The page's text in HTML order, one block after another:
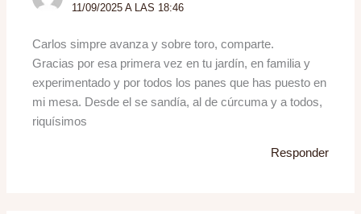
11/09/2025 A LAS 18:46
Carlos simpre avanza y sobre toro, comparte.
Gracias por esa primera vez en tu jardín, en familia y
experimentado y por todos los panes que has puesto en
mi mesa. Desde el se sandía, al de cúrcuma y a todos,
riquísimos
Responder